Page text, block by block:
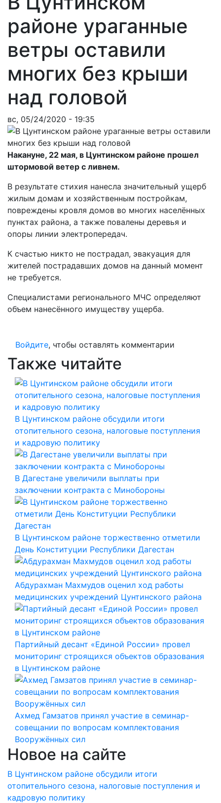
районе ураганные
ветры оставили
многих без крыши
над головой
вс, 05/24/2020 - 19:35
Накануне, 22 мая, в Цунтинском районе прошел
штормовой ветер с ливнем.
В результате стихия нанесла значительный ущерб
жилым домам и хозяйственным постройкам,
повреждены кровля домов во многих населённых
пунктах района, а также повалены деревья и
опоры линии электропередач.
К счастью никто не пострадал, эвакуация для
жителей пострадавших домов на данный момент
не требуется.
Специалистами регионального МЧС определяют
объем нанесённого имуществу ущерба.
Войдите, чтобы оставлять комментарии
Также читайте
В Цунтинском районе обсудили итоги
отопительного сезона, налоговые поступления
и кадровую политику
В Дагестане увеличили выплаты при
заключении контракта с Минобороны
В Цунтинском районе торжественно отметили
День Конституции Республики Дагестан
Абдурахман Махмудов оценил ход работы
медицинских учреждений Цунтинского района
Партийный десант «Единой России» провел
мониторинг строящихся объектов образования
в Цунтинском районе
Ахмед Гамзатов принял участие в семинар-
совещании по вопросам комплектования
Вооружённых сил
Новое на сайте
В Цунтинском районе обсудили итоги
отопительного сезона, налоговые поступления и
кадровую политику